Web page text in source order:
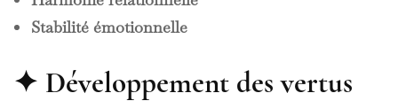
Stabilité émotionnelle
✦ Développement des vertus